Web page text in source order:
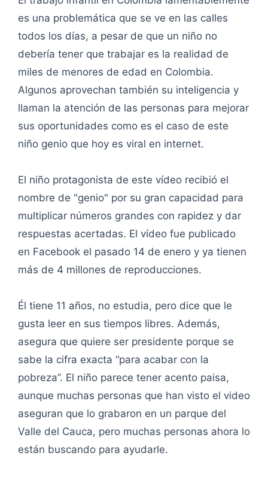
es una problemática que se ve en las calles
todos los días, a pesar de que un niño no
debería tener que trabajar es la realidad de
miles de menores de edad en Colombia.
Algunos aprovechan también su inteligencia y
llaman la atención de las personas para mejorar
sus oportunidades como es el caso de este
niño genio que hoy es viral en internet.
El niño protagonista de este vídeo recibió el
nombre de "genio" por su gran capacidad para
multiplicar números grandes con rapidez y dar
respuestas acertadas. El vídeo fue publicado
en Facebook el pasado 14 de enero y ya tienen
más de 4 millones de reproducciones.
Él tiene 11 años, no estudia, pero dice que le
gusta leer en sus tiempos libres. Además,
asegura que quiere ser presidente porque se
sabe la cifra exacta “para acabar con la
pobreza”. El niño parece tener acento paisa,
aunque muchas personas que han visto el video
aseguran que lo grabaron en un parque del
Valle del Cauca, pero muchas personas ahora lo
están buscando para ayudarle.